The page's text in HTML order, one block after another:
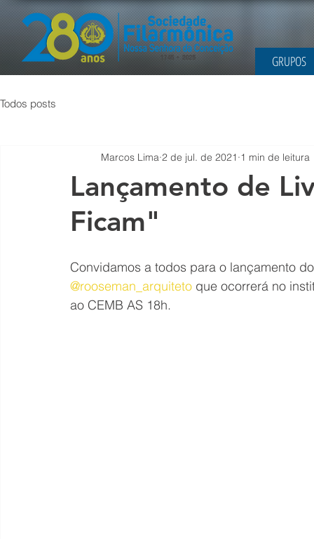
GRUPOS
Todos posts
Lançamento de
Ficam"
Marcos Lima 2 de jul. de 2021 1 min de leitura
Convidamos a todos para o lançamento
@rooseman_arquiteto que ocorrerá no
ao CEMB AS 18h.